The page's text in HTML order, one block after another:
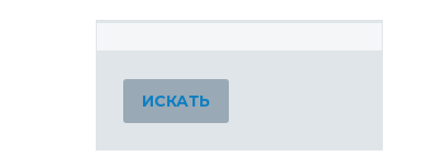
ИСКАТЬ